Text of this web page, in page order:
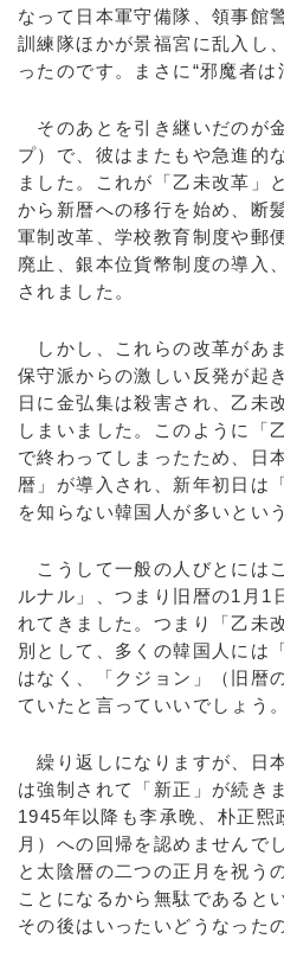
なって日本軍守備隊、領事館
訓練隊ほかが景福宮に乱入し
ったのです。まさに“邪魔者は
そのあとを引き継いだのが
プ）で、彼はまたもや急進的
ました。これが「乙未改革」
から新暦への移行を始め、断
軍制改革、学校教育制度や郵
廃止、銀本位貨幣制度の導入
されました。
しかし、これらの改革があ
保守派からの激しい反発が起
日に金弘集は殺害され、乙未
しまいました。このように「
で終わってしまったため、日
暦」が導入され、新年初日は
を知らない韓国人が多いとい
こうして一般の人びとには
ルナル」、つまり旧暦の1月1
れてきました。つまり「乙未
別として、多くの韓国人には
はなく、「クジョン」（旧暦
ていたと言っていいでしょう。
繰り返しになりますが、日
は強制されて「新正」が続き
1945年以降も李承晩、朴正煕
月）への回帰を認めませんで
と太陰暦の二つの正月を祝う
ことになるから無駄であると
その後はいったいどうなった